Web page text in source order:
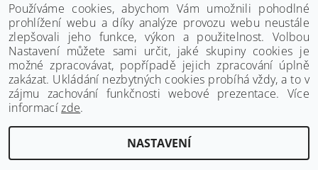
www.palmat.cz
2026 ©Palmat.cz, všechna práva vyhrazenaUpravit nastavení cookies
Používáme cookies, abychom Vám umožnili pohodlné
prohlížení webu a díky analýze provozu webu neustále
zlepšovali jeho funkce, výkon a použitelnost. Volbou
Nastavení můžete sami určit, jaké skupiny cookies je
možné zpracovávat, popřípadě jejich zpracování úplně
zakázat. Ukládání nezbytných cookies probíhá vždy, a to v
zájmu zachování funkčnosti webové prezentace. Více
informacízde.
NASTAVENÍ